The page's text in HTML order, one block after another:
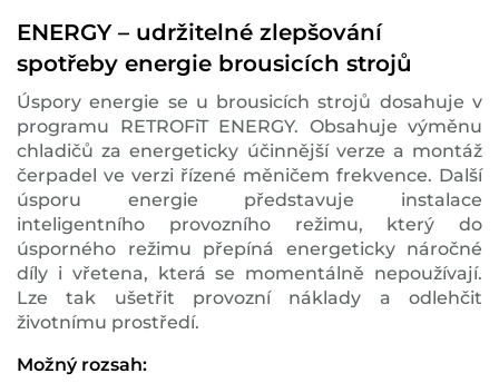
ENERGY – udržitelné zlepšování
spotřeby energie brousicích strojů
Úspory energie se u brousicích strojů dosahuje v
programu RETROFiT ENERGY. Obsahuje výměnu
chladičů za energeticky účinnější verze a montáž
čerpadel ve verzi řízené měničem frekvence. Další
úsporu energie představuje instalace
inteligentního provozního režimu, který do
úsporného režimu přepíná energeticky náročné
díly i vřetena, která se momentálně nepoužívají.
Lze tak ušetřit provozní náklady a odlehčit
životnímu prostředí.
Možný rozsah: